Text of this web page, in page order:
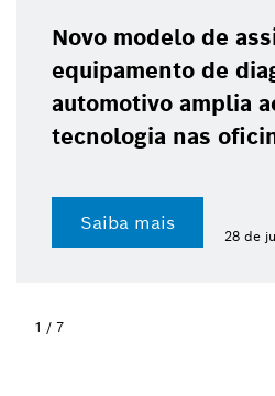
Novo modelo de
equipamento de
automotivo amplia
tecnologia nas
Saiba mais
28 de
1 / 7